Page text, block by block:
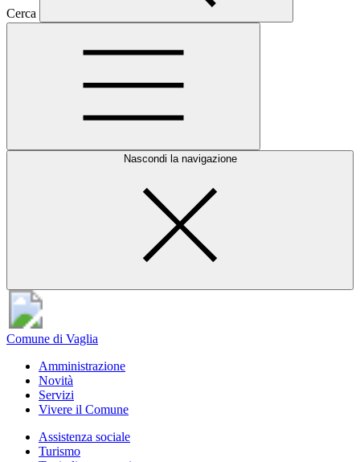
Cerca
Nascondi la navigazione
Comune di Vaglia
Amministrazione
Novità
Servizi
Vivere il Comune
Assistenza sociale
Turismo